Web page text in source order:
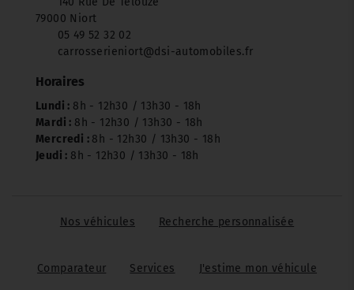
79000 Niort
05 49 52 32 02
carrosserieniort@dsi-automobiles.fr
Horaires
Lundi : 8h - 12h30 / 13h30 - 18h
Mardi : 8h - 12h30 / 13h30 - 18h
Mercredi : 8h - 12h30 / 13h30 - 18h
Jeudi : 8h - 12h30 / 13h30 - 18h
Nos véhicules Recherche personnalisée
Comparateur Services J'estime mon véhicule